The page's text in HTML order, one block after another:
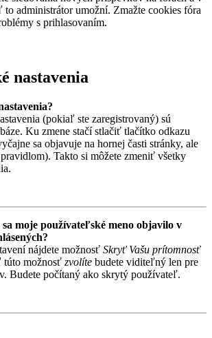
to administrátor umožní. Zmažte cookies fóra
s prihlasovaním.
nastavenia
(pokiaľ ste zaregistrovaný) sú
Ku zmene stačí stlačiť tlačítko odkazu
sa objavuje na hornej časti stránky, ale
Takto si môžete zmeniť všetky
moje používateľské meno objavilo v
nájdete možnosť Skryť Vašu prítomnosť
túto možnosť zvolíte budete viditeľný len pre
Budete počítaný ako skrytý používateľ.